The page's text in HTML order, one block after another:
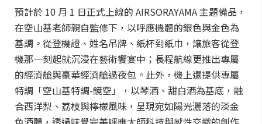
預計於 10 月 1 日正式上線的 AIRSORAYAMA 主題備品，
在空山基老師親自監修下，以呼應機體的銀色與金色為
基調。從登機證、姓名吊牌、紙杯到紙巾，讓旅客從登
機那一刻起就沉浸在藝術饗宴中；長程航線更推出專屬
的經濟艙與豪華經濟艙過夜包。此外，機上還提供專屬
特調「空山基特調-鏡空」，以琴酒、甜白酒為基底，融
合西洋梨、荔枝與檸檬風味，呈現宛如陽光灑落的淡金